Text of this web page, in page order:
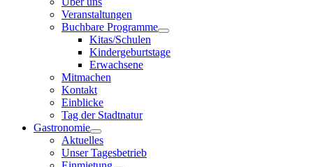
Veranstaltungen
Buchbare Programme
Kitas/Schulen
Kindergeburtstage
Erwachsene
Mitmachen
Kontakt
Einblicke
Tag der Stadtnatur
Gastronomie
Aktuelles
Unser Tagesbetrieb